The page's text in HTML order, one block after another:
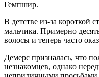
Гемпшир.
В детстве из-за короткой
мальчика. Примерно
волосы и теперь часто
Демерс призналась, что
незнакомцев, однако